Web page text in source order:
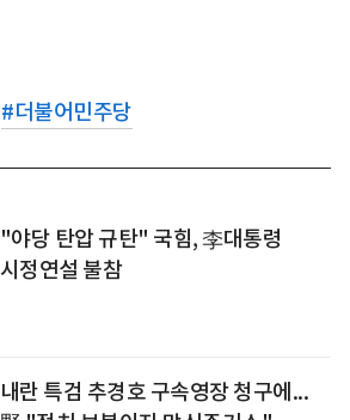
#더불어민주당
"야당 탄압 규탄" 국힘, 李대통령
시정연설 불참
내란 특검 추경호 구속영장 청구에...